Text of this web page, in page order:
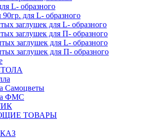
L- образного
для L- образного
заглушек для L- образного
заглушек для П- образного
заглушек для L- образного
заглушек для П- образного
Самоцветы
ФМС
ТОВАРЫ